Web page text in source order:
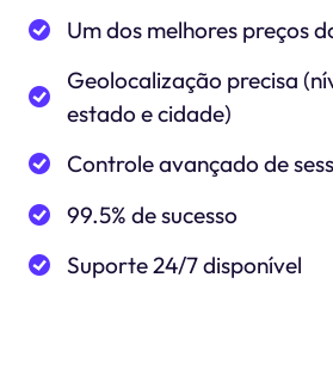
Um dos melhores preços
Geolocalização precisa
estado e cidade)
Controle avançado de
99.5% de sucesso
Suporte 24/7 disponível